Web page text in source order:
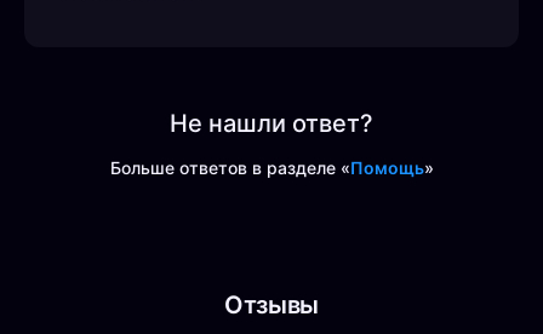
Не нашли ответ?
Больше ответов в разделе «Помощь»
Отзывы